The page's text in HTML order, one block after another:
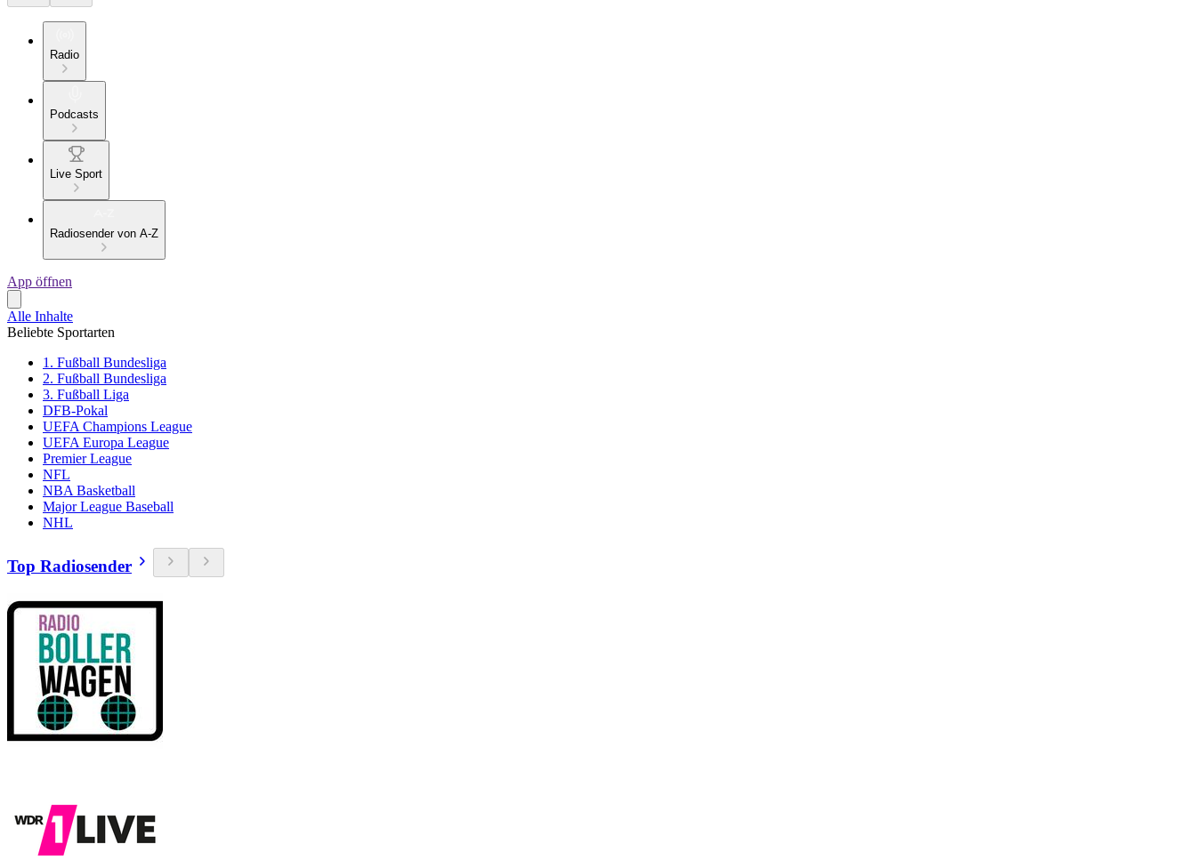
Radio
Podcasts
Live Sport
Radiosender von A-Z
App öffnen
Alle Inhalte
Beliebte Sportarten
1. Fußball Bundesliga
2. Fußball Bundesliga
3. Fußball Liga
DFB-Pokal
UEFA Champions League
UEFA Europa League
Premier League
NFL
NBA Basketball
Major League Baseball
NHL
Top Radiosender